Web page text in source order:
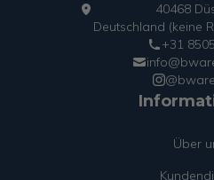
40468
Deutschland (keine
+31
Über